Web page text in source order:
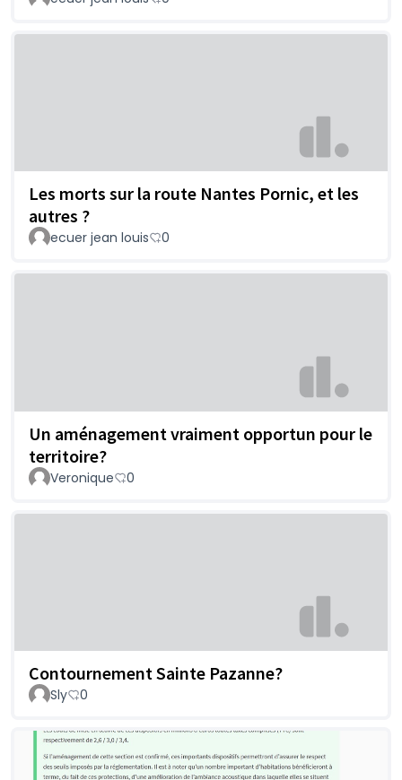
Les morts sur la route Nantes Pornic, et les
autres ?
ecuer jean louis 0
Un aménagement vraiment opportun pour le
territoire?
Veronique 0
Contournement Sainte Pazanne?
Sly 0